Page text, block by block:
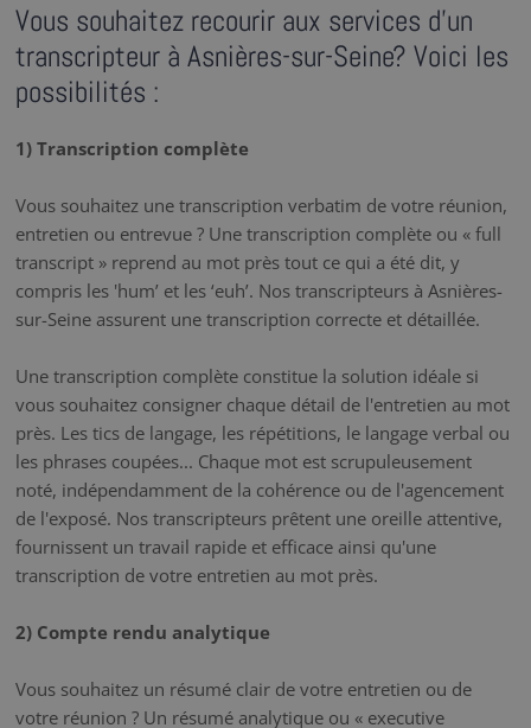
Vous souhaitez recourir aux services d'un
transcripteur à Asnières-sur-Seine? Voici les
possibilités :
1) Transcription complète
Vous souhaitez une transcription verbatim de votre réunion,
entretien ou entrevue ? Une transcription complète ou « full
transcript » reprend au mot près tout ce qui a été dit, y
compris les 'hum’ et les ‘euh’. Nos transcripteurs à Asnières-
sur-Seine assurent une transcription correcte et détaillée.
Une transcription complète constitue la solution idéale si
vous souhaitez consigner chaque détail de l'entretien au mot
près. Les tics de langage, les répétitions, le langage verbal ou
les phrases coupées... Chaque mot est scrupuleusement
noté, indépendamment de la cohérence ou de l'agencement
de l'exposé. Nos transcripteurs prêtent une oreille attentive,
fournissent un travail rapide et efficace ainsi qu'une
transcription de votre entretien au mot près.
2) Compte rendu analytique
Vous souhaitez un résumé clair de votre entretien ou de
votre réunion ? Un résumé analytique ou « executive